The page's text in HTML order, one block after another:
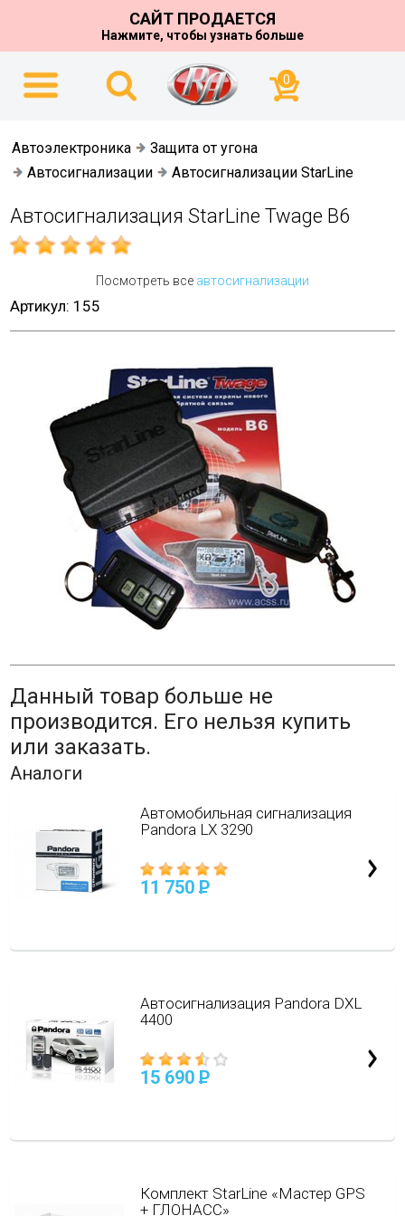
САЙТ ПРОДАЕТСЯ
Нажмите, чтобы узнать больше
0
Автоэлектроника
Защита от угона
Автосигнализации
Автосигнализации StarLine
Автосигнализация StarLine Twage B6
Посмотреть все автосигнализации
Артикул: 155
Данный товар больше не
производится. Его нельзя купить
или заказать.
Аналоги
Автомобильная сигнализация
Pandora LX 3290
11 750 P
Автосигнализация Pandora DXL
4400
15 690 P
Комплект StarLine «Мастер GPS
+ ГЛОНАСС»